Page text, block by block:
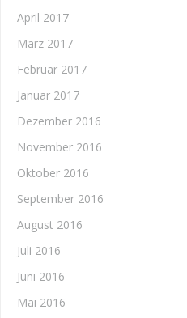
April 2017
März 2017
Februar 2017
Januar 2017
Dezember 2016
November 2016
Oktober 2016
September 2016
August 2016
Juli 2016
Juni 2016
Mai 2016